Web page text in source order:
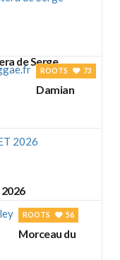
de Serge
ROOTS 73
Damian
ROOTS 56
Morceau du